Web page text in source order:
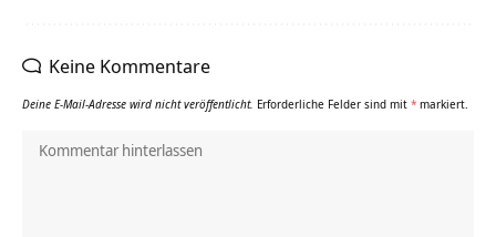
Keine Kommentare
Deine E-Mail-Adresse wird nicht veröffentlicht. Erforderliche Felder sind mit * markiert.